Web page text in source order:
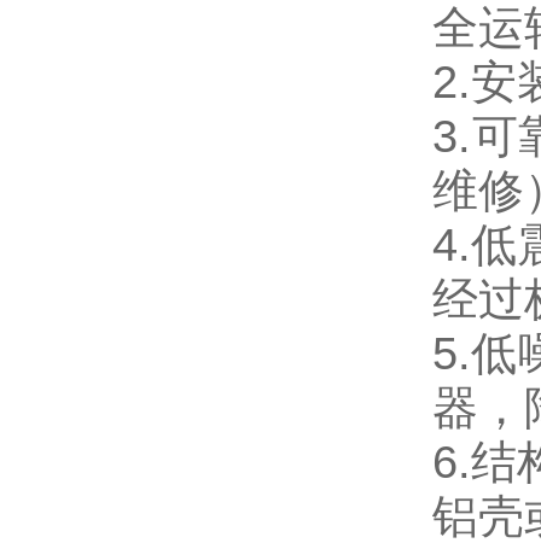
全运
2.安
3.可
维修
4.低
经过
5.低
器，
6.结
铝壳